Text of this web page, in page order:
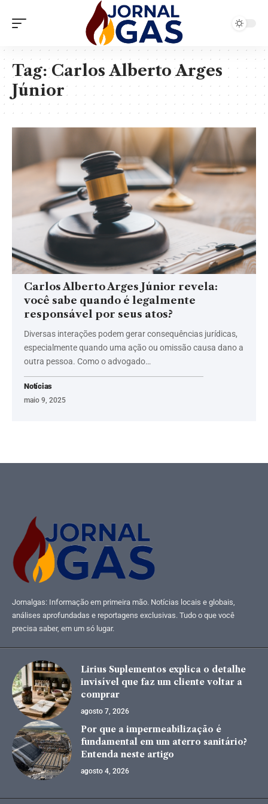
Tag:Carlos Alberto Arges
Júnior
Carlos Alberto Arges Júnior revela:
você sabe quando é legalmente
responsável por seus atos?
Diversas interações podem gerar consequências jurídicas,
especialmente quando uma ação ou omissão causa dano a
outra pessoa. Como o advogado…
Notícias
maio 9, 2025
Jornalgas: Informação em primeira mão. Notícias locais e globais,
análises aprofundadas e reportagens exclusivas. Tudo o que você
precisa saber, em um só lugar.
Lirius Suplementos explica o detalhe
invisível que faz um cliente voltar a
comprar
agosto 7, 2026
Por que a impermeabilização é
fundamental em um aterro sanitário?
Entenda neste artigo
agosto 4, 2026